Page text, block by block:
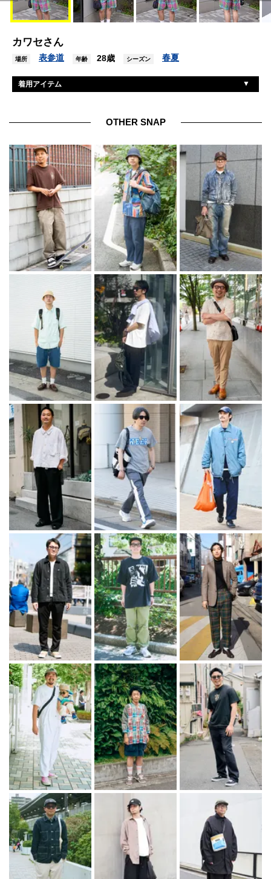
カワセさん
場所 表参道 年齢 28歳 シーズン 春夏
着用アイテム
帽子 古着
眼鏡 イエローズプラス
バッグ トーガ×アウトドアプロダクツ
リング ティファニー
リング2 ラルフローレン
不明
OTHER SNAP